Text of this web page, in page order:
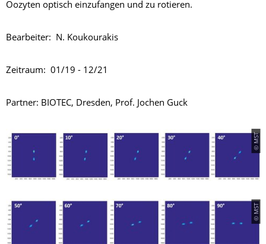
Oozyten optisch einzufangen und zu rotieren.
Bearbeiter: N. Koukourakis
Zeitraum: 01/19 - 12/21
Partner: BIOTEC, Dresden, Prof. Jochen Guck
© MST
© MST